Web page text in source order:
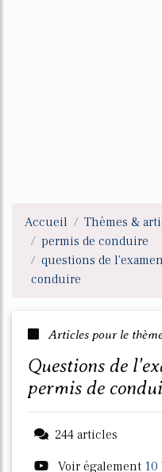
Accueil
Thèmes &
permis de conduire
questions de
conduire
Articles pour le
questions de l'examen theorique du
permis de
244 articles
Voir également 10